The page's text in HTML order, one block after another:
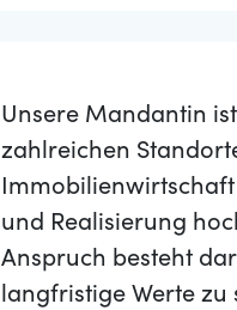
Unsere Mandantin
zahlreichen
Immobilienwirtschaft
und Realisierung
Anspruch besteht
langfristige Werte zu